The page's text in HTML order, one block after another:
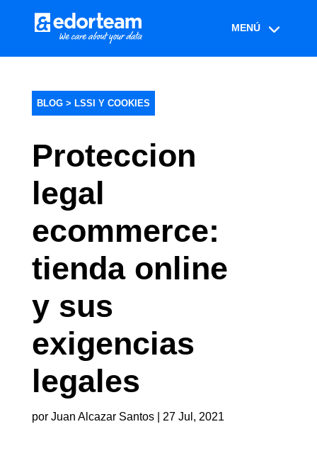
BLOG > LSSI Y COOKIES
Proteccion
legal
ecommerce:
tienda online
y sus
exigencias
legales
por Juan Alcazar Santos| 27 Jul, 2021